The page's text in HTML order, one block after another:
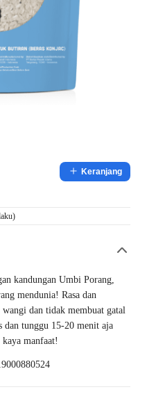
Keranjang
kandungan Umbi Porang,
mendunia! Rasa dan
dan tidak membuat gatal
dan tunggu 15-20 menit aja
manfaat!